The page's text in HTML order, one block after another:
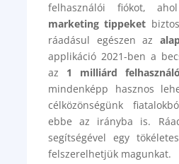
felhasználói fiókot,
marketing tippeket
ráadásul egészen az
applikáció 2021-ben a
az 1 milliárd
mindenképp hasznos
célközönségünk
ebbe az irányba is.
segítségével egy
felszerelhetjük magunkat.